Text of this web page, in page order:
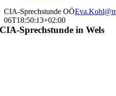
CIA-Sprechstunde OÖ
06T18:50:13+02:00
CIA-Sprechstunde in Wels